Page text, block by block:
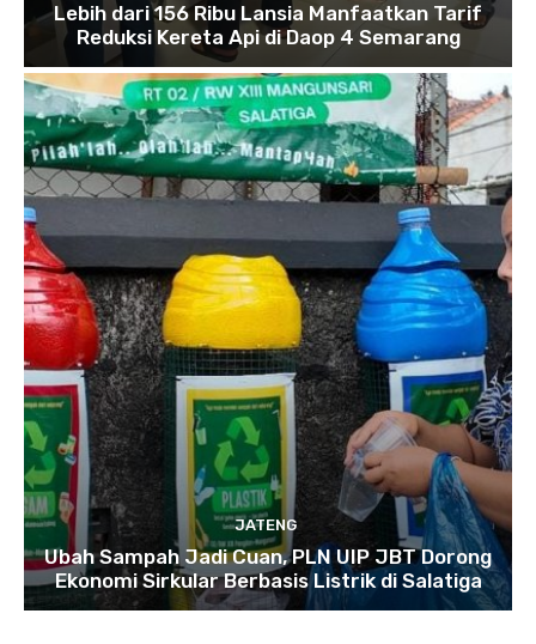
Lebih dari 156 Ribu Lansia Manfaatkan Tarif
Reduksi Kereta Api di Daop 4 Semarang
JATENG
Ubah Sampah Jadi Cuan, PLN UIP JBT Dorong
Ekonomi Sirkular Berbasis Listrik di Salatiga